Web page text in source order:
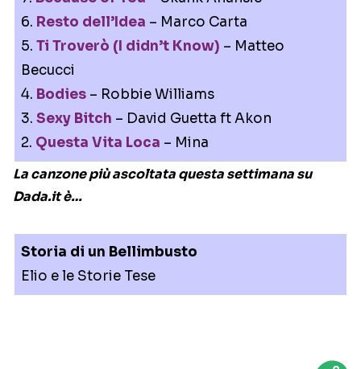
6. Resto dell’Idea – Marco Carta
5. Ti Troverò (I didn’t Know) – Matteo
Becucci
4. Bodies – Robbie Williams
3. Sexy Bitch – David Guetta ft Akon
2. Questa Vita Loca – Mina
La canzone più ascoltata questa settimana su
Dada.it è…
Storia di un Bellimbusto
Elio e le Storie Tese